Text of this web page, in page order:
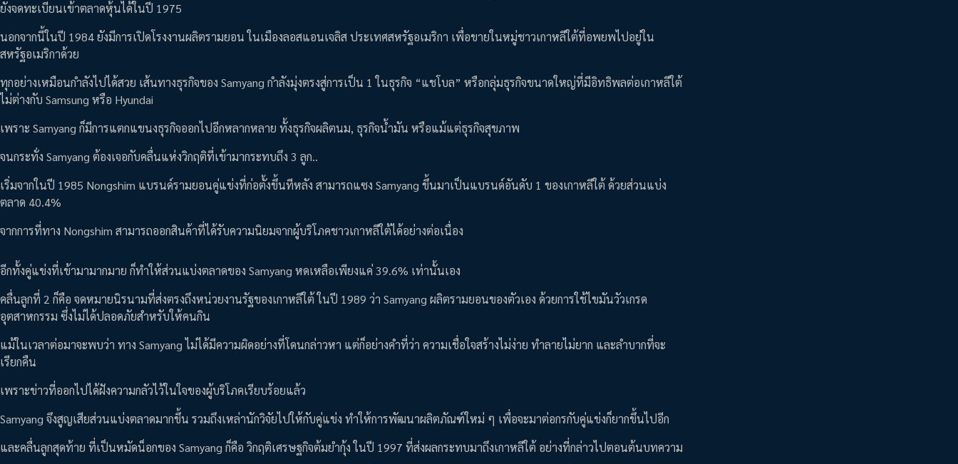
ยังจดทะเบียนเข้าตลาดหุ้นได้ในปี 1975
นอกจากนี้ในปี 1984 ยังมีการเปิดโรงงานผลิตรามยอน ในเมืองลอสแอนเจลิส ประเทศสหรัฐอเมริกา เพื่อขายในหมู่ชาวเกาหลีใต้ที่อพยพไปอยู่ใน
สหรัฐอเมริกาด้วย
ทุกอย่างเหมือนกำลังไปได้สวย เส้นทางธุรกิจของ Samyang กำลังมุ่งตรงสู่การเป็น 1 ในธุรกิจ “แชโบล” หรือกลุ่มธุรกิจขนาดใหญ่ที่มีอิทธิพลต่อเกาหลีใต้
ไม่ต่างกับ Samsung หรือ Hyundai
เพราะ Samyang ก็มีการแตกแขนงธุรกิจออกไปอีกหลากหลาย ทั้งธุรกิจผลิตนม, ธุรกิจน้ำมัน หรือแม้แต่ธุรกิจสุขภาพ
จนกระทั่ง Samyang ต้องเจอกับคลื่นแห่งวิกฤติที่เข้ามากระทบถึง 3 ลูก..
เริ่มจากในปี 1985 Nongshim แบรนด์รามยอนคู่แข่งที่ก่อตั้งขึ้นทีหลัง สามารถแซง Samyang ขึ้นมาเป็นแบรนด์อันดับ 1 ของเกาหลีใต้ ด้วยส่วนแบ่ง
ตลาด 40.4%
จากการที่ทาง Nongshim สามารถออกสินค้าที่ได้รับความนิยมจากผู้บริโภคชาวเกาหลีใต้ได้อย่างต่อเนื่อง
อีกทั้งคู่แข่งที่เข้ามามากมาย ก็ทำให้ส่วนแบ่งตลาดของ Samyang หดเหลือเพียงแค่ 39.6% เท่านั้นเอง
คลื่นลูกที่ 2 ก็คือ จดหมายนิรนามที่ส่งตรงถึงหน่วยงานรัฐของเกาหลีใต้ ในปี 1989 ว่า Samyang ผลิตรามยอนของตัวเอง ด้วยการใช้ไขมันวัวเกรด
อุตสาหกรรม ซึ่งไม่ได้ปลอดภัยสำหรับให้คนกิน
แม้ในเวลาต่อมาจะพบว่า ทาง Samyang ไม่ได้มีความผิดอย่างที่โดนกล่าวหา แต่ก็อย่างคำที่ว่า ความเชื่อใจสร้างไม่ง่าย ทำลายไม่ยาก และลำบากที่จะ
เรียกคืน
เพราะข่าวที่ออกไปได้ฝังความกลัวไว้ในใจของผู้บริโภคเรียบร้อยแล้ว
Samyang จึงสูญเสียส่วนแบ่งตลาดมากขึ้น รวมถึงเหล่านักวิจัยไปให้กับคู่แข่ง ทำให้การพัฒนาผลิตภัณฑ์ใหม่ ๆ เพื่อจะมาต่อกรกับคู่แข่งก็ยากขึ้นไปอีก
และคลื่นลูกสุดท้าย ที่เป็นหมัดน็อกของ Samyang ก็คือ วิกฤติเศรษฐกิจต้มยำกุ้ง ในปี 1997 ที่ส่งผลกระทบมาถึงเกาหลีใต้ อย่างที่กล่าวไปตอนต้นบทความ